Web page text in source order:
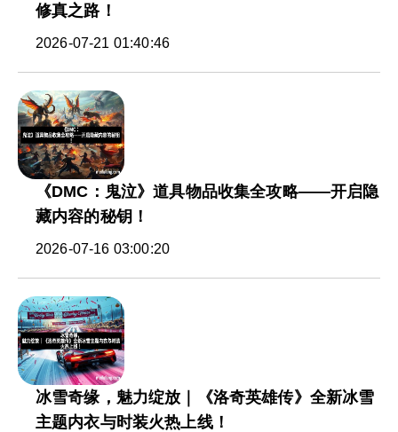
修真之路！
2026-07-21 01:40:46
《DMC：鬼泣》道具物品收集全攻略——开启隐
藏内容的秘钥！
2026-07-16 03:00:20
冰雪奇缘，魅力绽放｜《洛奇英雄传》全新冰雪
主题内衣与时装火热上线！